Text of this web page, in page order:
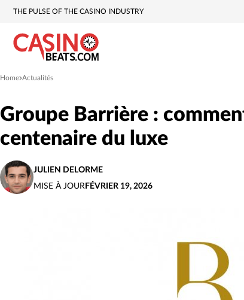
THE PULSE OF THE CASINO INDUSTRY
Home
» Actualités
Groupe Barrière :
centenaire du luxe
JULIEN DELORME
MISE À JOUR FÉVRIER 19, 2026